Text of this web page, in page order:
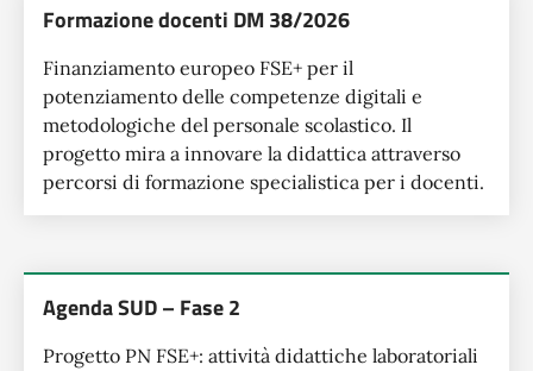
Formazione docenti DM 38/2026
Finanziamento europeo FSE+ per il
potenziamento delle competenze digitali e
metodologiche del personale scolastico. Il
progetto mira a innovare la didattica attraverso
percorsi di formazione specialistica per i docenti.
Agenda SUD – Fase 2
Progetto PN FSE+: attività didattiche laboratoriali